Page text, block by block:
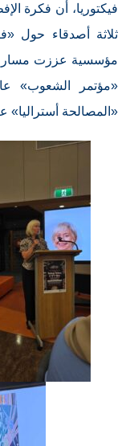
فيكتوريا، أن فكرة
ثلاثة أصدقاء حول
مؤسسية عززت مسار
«المصالحة أستراليا» عام